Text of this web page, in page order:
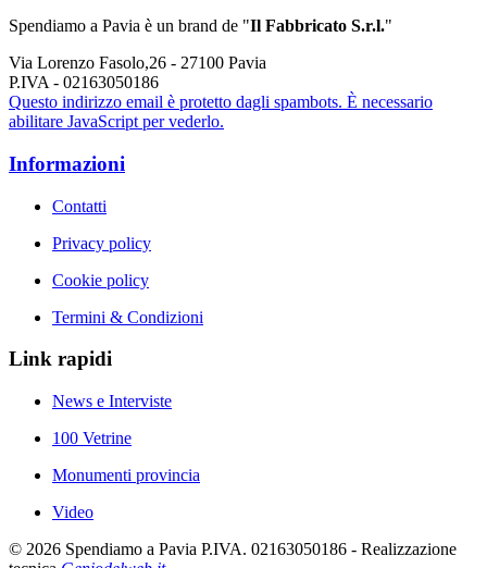
Spendiamo a Pavia è un brand de "Il Fabbricato S.r.l."
Via Lorenzo Fasolo,26 - 27100 Pavia
P.IVA - 02163050186
Questo indirizzo email è protetto dagli spambots. È necessario
abilitare JavaScript per vederlo.
Informazioni
Contatti
Privacy policy
Cookie policy
Termini & Condizioni
Link rapidi
News e Interviste
100 Vetrine
Monumenti provincia
Video
© 2026 Spendiamo a Pavia P.IVA. 02163050186 - Realizzazione